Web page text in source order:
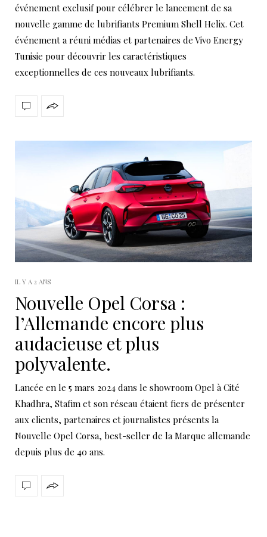
événement exclusif pour célébrer le lancement de sa
nouvelle gamme de lubrifiants Premium Shell Helix. Cet
événement a réuni médias et partenaires de Vivo Energy
Tunisie pour découvrir les caractéristiques
exceptionnelles de ces nouveaux lubrifiants.
IL Y A 2 ANS
Nouvelle Opel Corsa :
l’Allemande encore plus
audacieuse et plus
polyvalente.
Lancée en le 5 mars 2024 dans le showroom Opel à Cité
Khadhra, Stafim et son réseau étaient fiers de présenter
aux clients, partenaires et journalistes présents la
Nouvelle Opel Corsa, best-seller de la Marque allemande
depuis plus de 40 ans.